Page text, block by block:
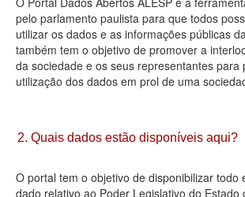
Catálogo de dados
Processo Legislativo
Deputados Estaduais
Agenda
pelo parlamento paulista para que todos
utilizar os dados e as informações públicas
também tem o objetivo de promover a
da sociedade e os seus representantes para
utilização dos dados em prol de uma
2. Quais dados estão disponíveis aqui?
O portal tem o objetivo de disponibilizar todo
dado relativo ao Poder Legislativo do Estado